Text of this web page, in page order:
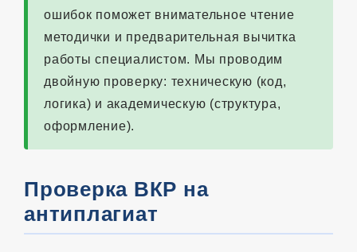
ошибок поможет внимательное чтение
методички и предварительная вычитка
работы специалистом. Мы проводим
двойную проверку: техническую (код,
логика) и академическую (структура,
оформление).
Проверка ВКР на
антиплагиат